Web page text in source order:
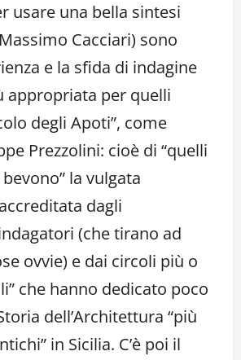
usare una bella sintesi
Cacciari) sono
e la sfida di indagine
appropriata per quelli
degli Apoti”, come
Prezzolini: cioè di “quelli
la vulgata
dagli
(che tirano ad
ovvie) e dai circoli più o
che hanno dedicato poco
dell’Architettura “più
in Sicilia. C’è poi il